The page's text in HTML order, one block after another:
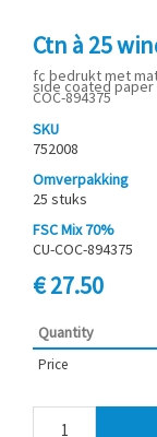
Ctn à 25
fc bedrukt met
side coated paper
COC-894375
SKU
752008
Omverpakking
25 stuks
FSC Mix 70%
CU-COC-894375
€ 27.50
Quantity
Price